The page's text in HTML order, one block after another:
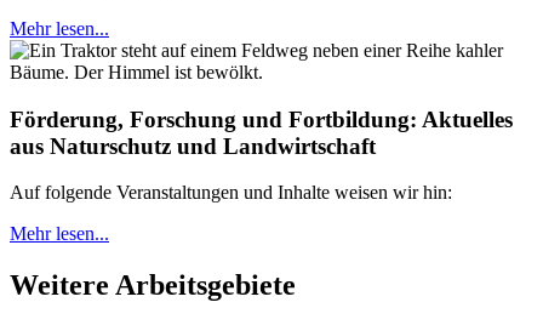
Mehr lesen...
Förderung, Forschung und Fortbildung: Aktuelles
aus Naturschutz und Landwirtschaft
Auf folgende Veranstaltungen und Inhalte weisen wir hin:
Mehr lesen...
Weitere Arbeitsgebiete